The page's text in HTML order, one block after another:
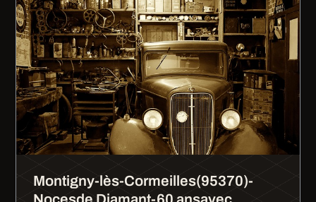
Montigny-lès-Cormeilles(95370)-